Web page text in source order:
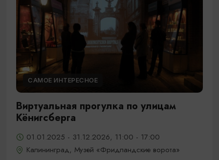
САМОЕ ИНТЕРЕСНОЕ
Виртуальная прогулка по улицам
Кёнигсберга
01.01.2025 - 31.12.2026, 11:00 - 17:00
Калининград, Музей «Фридландские ворота»